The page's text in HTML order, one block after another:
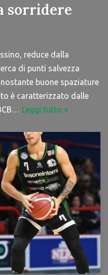
sorridere
reduce dalla
di punti salvezza
buone spaziature
è caratterizzato dalle
Leggi tutto »